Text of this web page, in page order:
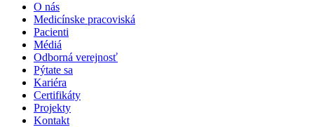
O nás
Medicínske pracoviská
Pacienti
Médiá
Odborná verejnosť
Pýtate sa
Kariéra
Certifikáty
Projekty
Kontakt